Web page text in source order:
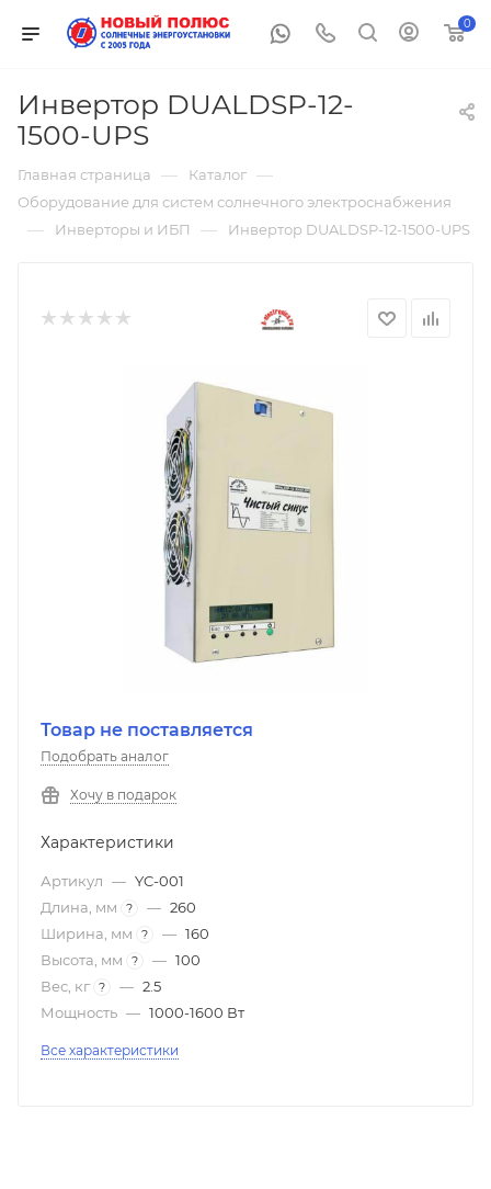
0
Инвертор DUALDSP-12-
1500-UPS
Главная страница — Каталог —
Оборудование для систем солнечного электроснабжения
— Инверторы и ИБП — Инвертор DUALDSP-12-1500-UPS
Товар не поставляется
Подобрать аналог
Хочу в подарок
Характеристики
Артикул — YC-001
Длина, мм
? — 260
Ширина, мм
? — 160
Высота, мм
? — 100
Вес, кг ? — 2.5
Мощность — 1000-1600 Вт
Все характеристики